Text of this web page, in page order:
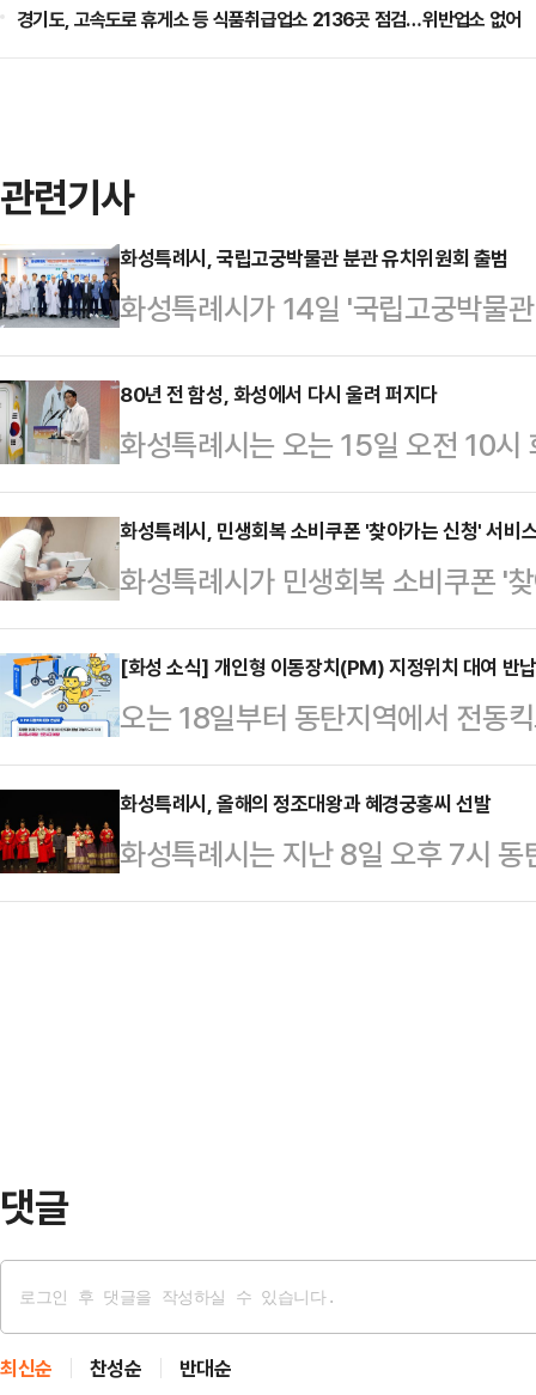
경기도, 고속도로 휴게소 등 식품취급업소 2136곳 점검…위반업소 없어
관련기사
화성특례시, 국립고궁박물관 분관 유치위원회 출범
화성특례시가 14일 '국립고궁박물
남부권 최초 국립박물관 유치를 위
회의실에서 열린 위촉식에서는 정
성효스님, 권칠승 국회의원 및 위원
와 분관 유치 추진 경과보고가 진행
국가유산청이 추진 중인 '국립고궁
목표로, 지역 사회와 중앙 정부를
점 역할을 맡게 된다…
80년 전 함성, 화성에서 다시 울려 퍼지다
화성특례시는 오는 15일 오전 10
주년 광복절 기념식'을 개최한다고
성특례시장을 비롯해 배정수 화성
성지회장, 임헌영 민족문제연구소
기관장, 광복회원, 시민 등 약 200
념영상 상영 △독립운동가 후손 꽃
사 △기념공연 (뮤지컬 갈라쇼 '광
세삼창 퍼포먼스 …
화성특례시, 민생회복 소비쿠폰 '찾아가는 신청' 서비
화성특례시가 민생회복 소비쿠폰 '
활성화와 시민의 일상 회복에 속도
인 등 거동이 불편하거나 오프라인
폰 지원에서 소외되지 않도록 운영
한다.시는 지난달 28일부터 지난
765명에게 소비쿠폰을 지급했다.
주민이 주소지 읍면동 행정복지센
원이 해당 가구를 방문…
[화성 소식] 개인형 이동장치(PM) 지정위치 대여 반
오는 18일부터 동탄지역에서 전동
(PM) '지정위치 대여·반납제'를 시
제도는 기존 공유 PM업체의 '프
방식에서 발생하던 불법 주·정차와
다. 지정된 PM 전용 주차장에서만
화성특례시, 올해의 정조대왕과 혜경궁홍씨 선발
화성특례시는 지난 8일 오후 7시
정조대왕·혜경궁홍씨 선발대회'를
댓글
최신순 찬성순 반대순